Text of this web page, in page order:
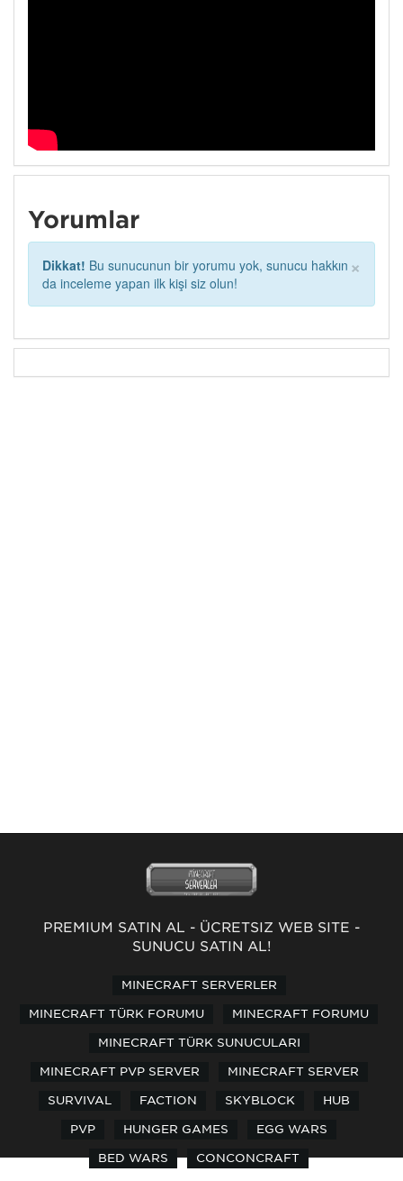
Yorumlar
×
Dikkat! Bu sunucunun bir yorumu yok, sunucu hakkın
da inceleme yapan ilk kişi siz olun!
PREMİUM SATIN AL - ÜCRETSİZ WEB SİTE -
SUNUCU SATIN AL!
MINECRAFT SERVERLER
MINECRAFT TÜRK FORUMU MINECRAFT FORUMU
MINECRAFT TÜRK SUNUCULARI
MINECRAFT PVP SERVER MINECRAFT SERVER
SURVIVAL FACTION SKYBLOCK HUB
PVP HUNGER GAMES EGG WARS
BED WARS CONCONCRAFT